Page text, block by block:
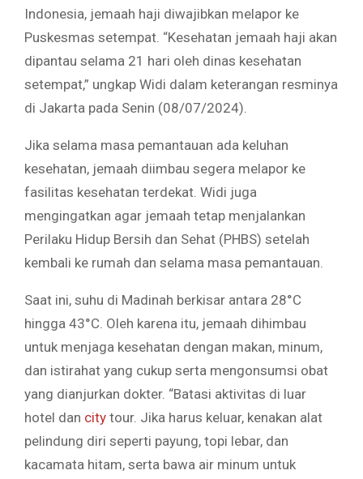
Indonesia, jemaah haji diwajibkan melapor ke
Puskesmas setempat. “Kesehatan jemaah haji akan
dipantau selama 21 hari oleh dinas kesehatan
setempat,” ungkap Widi dalam keterangan resminya
di Jakarta pada Senin (08/07/2024).
Jika selama masa pemantauan ada keluhan
kesehatan, jemaah diimbau segera melapor ke
fasilitas kesehatan terdekat. Widi juga
mengingatkan agar jemaah tetap menjalankan
Perilaku Hidup Bersih dan Sehat (PHBS) setelah
kembali ke rumah dan selama masa pemantauan.
Saat ini, suhu di Madinah berkisar antara 28°C
hingga 43°C. Oleh karena itu, jemaah dihimbau
untuk menjaga kesehatan dengan makan, minum,
dan istirahat yang cukup serta mengonsumsi obat
yang dianjurkan dokter. “Batasi aktivitas di luar
hotel dan city tour. Jika harus keluar, kenakan alat
pelindung diri seperti payung, topi lebar, dan
kacamata hitam, serta bawa air minum untuk